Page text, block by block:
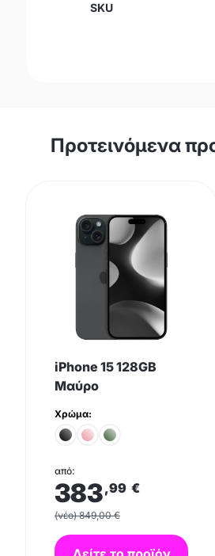
SKU
Προτεινόμενα
iPhone 15 128GB
Μαύρο
Χρώμα:
από:
383,99 €
(νέο) 849,00 €